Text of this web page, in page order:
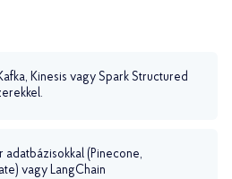
Kinesis vagy Spark Structured
adatbázisokkal (Pinecone,
vagy LangChain